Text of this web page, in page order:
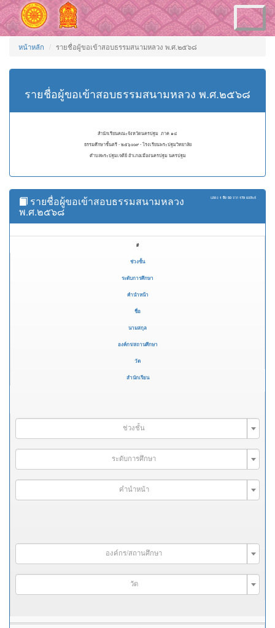
Toggle
navigation
หน้าหลัก รายชื่อผู้ขอเข้าสอบธรรมสนามหลวง พ.ศ.๒๕๖๘
รายชื่อผู้ขอเข้าสอบธรรมสนามหลวง พ.ศ.๒๕๖๘
สำนักเรียนคณะจังหวัดนครปฐม ภาค ๑๔
ธรรมศึกษาชั้นตรี - ๒๕๖๐๐๙ - โรงเรียนพระปฐมวิทยาลัย
ตำบลพระปฐมเจดีย์ อำเภอเมืองนครปฐม นครปฐม
แสดง 1 ถึง 50 จาก 179 ผลลัพธ์
รายชื่อผู้ขอเข้าสอบธรรมสนามหลวง
พ.ศ.๒๕๖๘
#
ช่วงชั้น
ระดับการศึกษา
คำนำหน้า
ชื่อ
นามสกุล
องค์กร/สถานศึกษา
วัด
สำนักเรียน
ช่วงชั้น
ระดับการศึกษา
คำนำหน้า
องค์กร/สถานศึกษา
วัด